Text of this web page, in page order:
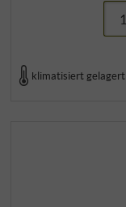
klimatisiert gelagert